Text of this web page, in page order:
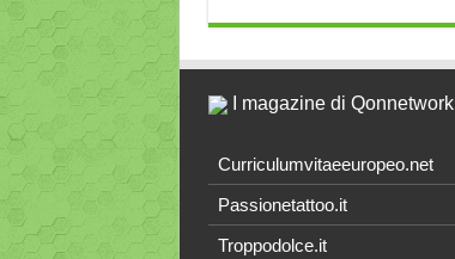
I magazine di Qonnetwork
Curriculumvitaeeuropeo.net
Passionetattoo.it
Troppodolce.it